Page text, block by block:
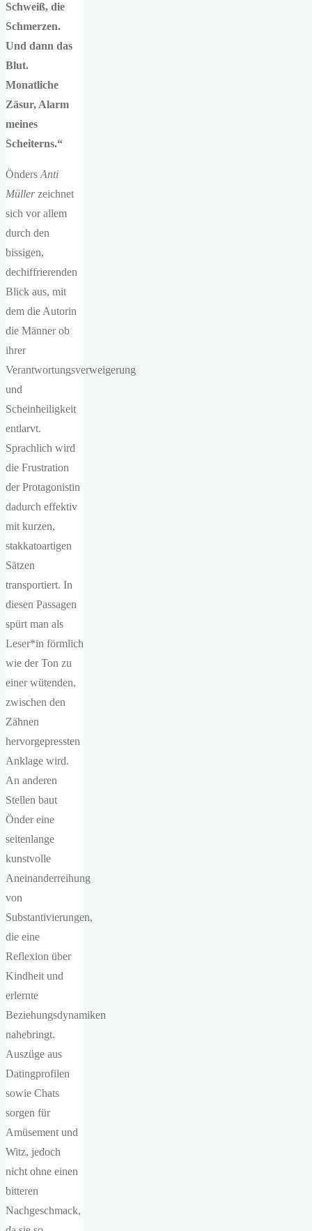
Schweiß, die
Schmerzen.
Und dann das
Blut.
Monatliche
Zäsur, Alarm
meines
Scheiterns.“
Önders Anti
Müllerzeichnet
sich vor allem
durch den
bissigen,
dechiffrierenden
Blick aus, mit
dem die Autorin
die Männer ob
ihrer
Verantwortungsverweigerung
und
Scheinheiligkeit
entlarvt.
Sprachlich wird
die Frustration
der Protagonistin
dadurch effektiv
mit kurzen,
stakkatoartigen
Sätzen
transportiert. In
diesen Passagen
spürt man als
Leser*in förmlich
wie der Ton zu
einer wütenden,
zwischen den
Zähnen
hervorgepressten
Anklage wird.
An anderen
Stellen baut
Önder eine
seitenlange
kunstvolle
Aneinanderreihung
von
Substantivierungen,
die eine
Reflexion über
Kindheit und
erlernte
Beziehungsdynamiken
nahebringt.
Auszüge aus
Datingprofilen
sowie Chats
sorgen für
Amüsement und
Witz, jedoch
nicht ohne einen
bitteren
Nachgeschmack,